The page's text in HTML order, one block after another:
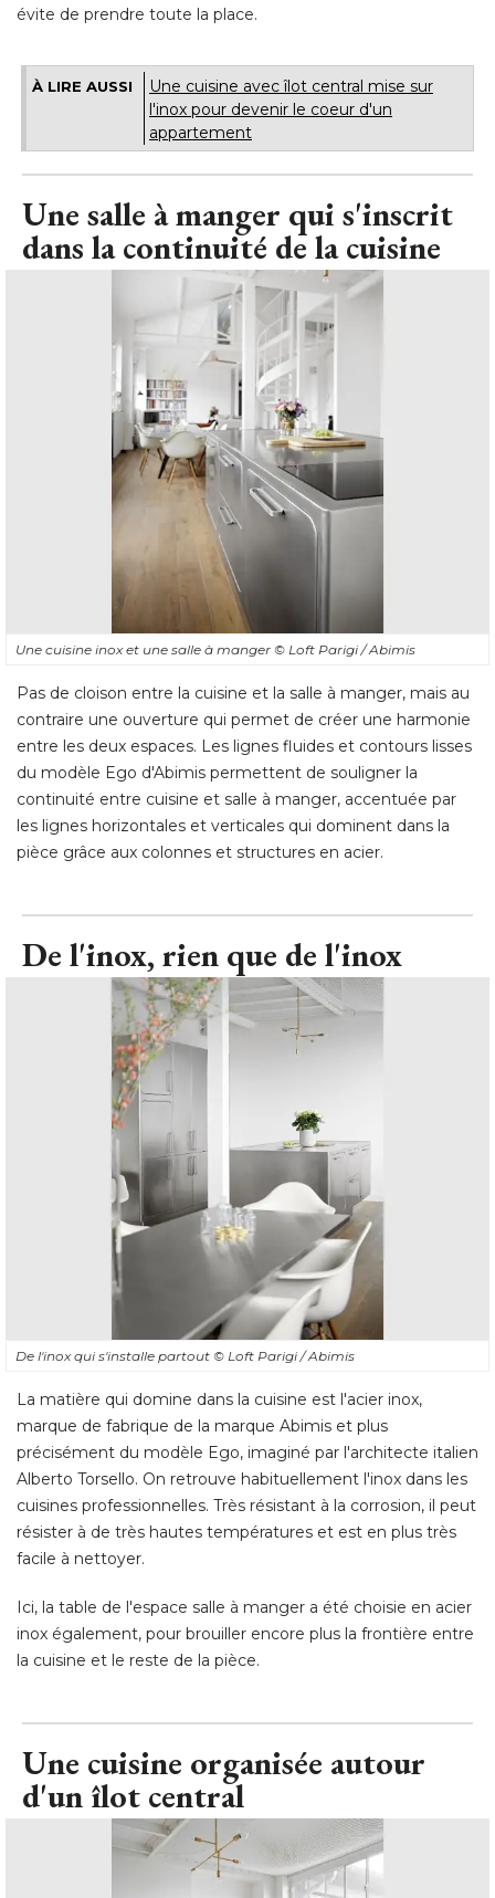
évite de prendre toute la place.
À LIRE AUSSI
Une cuisine avec îlot central mise sur
l'inox pour devenir le coeur d'un
appartement
Une salle à manger qui s'inscrit
dans la continuité de la cuisine
Une cuisine inox et une salle à manger © Loft Parigi / Abimis
Pas de cloison entre la cuisine et la salle à manger, mais au
contraire une ouverture qui permet de créer une harmonie
entre les deux espaces. Les lignes fluides et contours lisses
du modèle Ego d'Abimis permettent de souligner la
continuité entre cuisine et salle à manger, accentuée par
les lignes horizontales et verticales qui dominent dans la
pièce grâce aux colonnes et structures en acier.
De l'inox, rien que de l'inox
De l'inox qui s'installe partout © Loft Parigi / Abimis
La matière qui domine dans la cuisine est l'acier inox,
marque de fabrique de la marque Abimis et plus
précisément du modèle Ego, imaginé par l'architecte italien
Alberto Torsello. On retrouve habituellement l'inox dans les
cuisines professionnelles. Très résistant à la corrosion, il peut
résister à de très hautes températures et est en plus très
facile à nettoyer.
Ici, la table de l'espace salle à manger a été choisie en acier
inox également, pour brouiller encore plus la frontière entre
la cuisine et le reste de la pièce.
Une cuisine organisée autour
d'un îlot central